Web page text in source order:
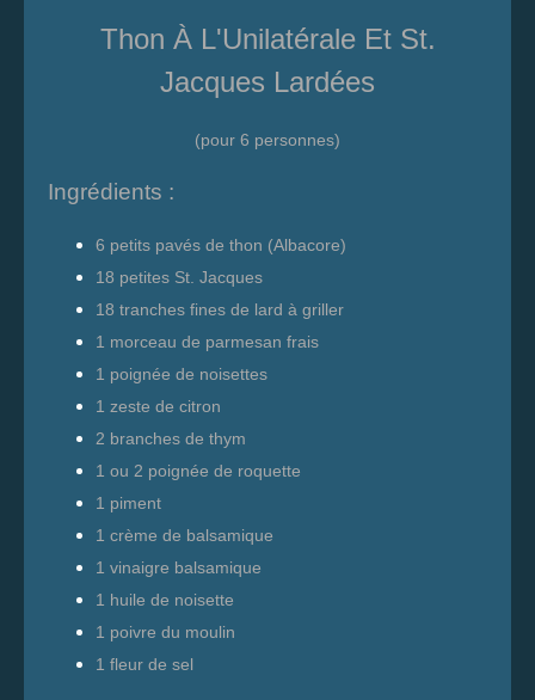
Thon À L'Unilatérale Et St.
Jacques Lardées
(pour 6 personnes)
Ingrédients :
6 petits pavés de thon (Albacore)
18 petites St. Jacques
18 tranches fines de lard à griller
1 morceau de parmesan frais
1 poignée de noisettes
1 zeste de citron
2 branches de thym
1 ou 2 poignée de roquette
1 piment
1 crème de balsamique
1 vinaigre balsamique
1 huile de noisette
1 poivre du moulin
1 fleur de sel